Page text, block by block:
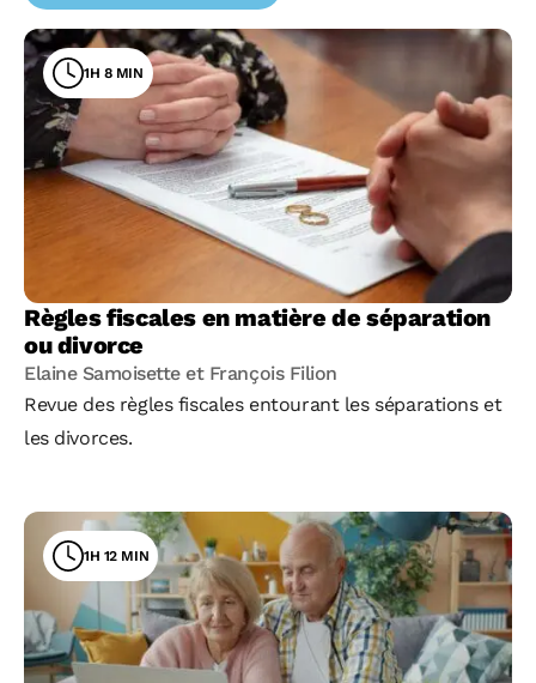
1H 8 MIN
Règles fiscales en matière de séparation
ou divorce
Elaine Samoisette et François Filion
Revue des règles fiscales entourant les séparations et
les divorces.
1H 12 MIN